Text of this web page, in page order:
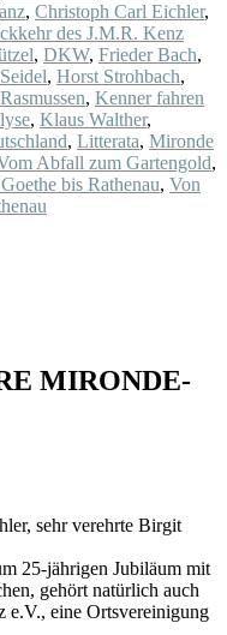
, Christoph Carl Eichler,
des J.M.R. Kenz
, DKW, Frieder Bach,
, Horst Strohbach,
, Kenner fahren
, Klaus Walther,
, Litterata, Mironde
Abfall zum Gartengold,
bis Rathenau, Von
MIRONDE-
sehr verehrte Birgit
25-jährigen Jubiläum mit
gehört natürlich auch
e.V., eine Ortsvereinigung